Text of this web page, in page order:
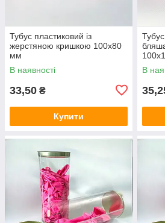
Тубус пластиковий із
жерстяною кришкою 100х80
мм
В наявності
33,50 ₴
Купити
В